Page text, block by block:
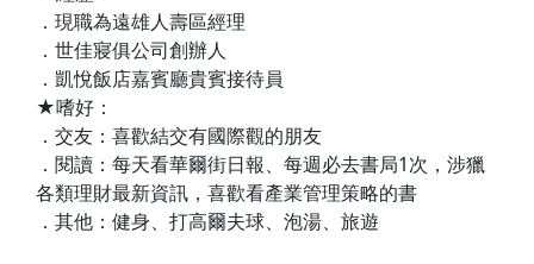
．現職為遠雄人壽區經理
．世佳寢俱公司創辦人
．凱悅飯店嘉賓廳貴賓接待員
★嗜好：
．交友：喜歡結交有國際觀的朋友
．閱讀：每天看華爾街日報、每週必去書局1次，涉獵
各類理財最新資訊，喜歡看產業管理策略的書
．其他：健身、打高爾夫球、泡湯、旅遊